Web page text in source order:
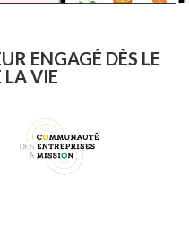
ENGAGÉ DÈS LE
LA VIE